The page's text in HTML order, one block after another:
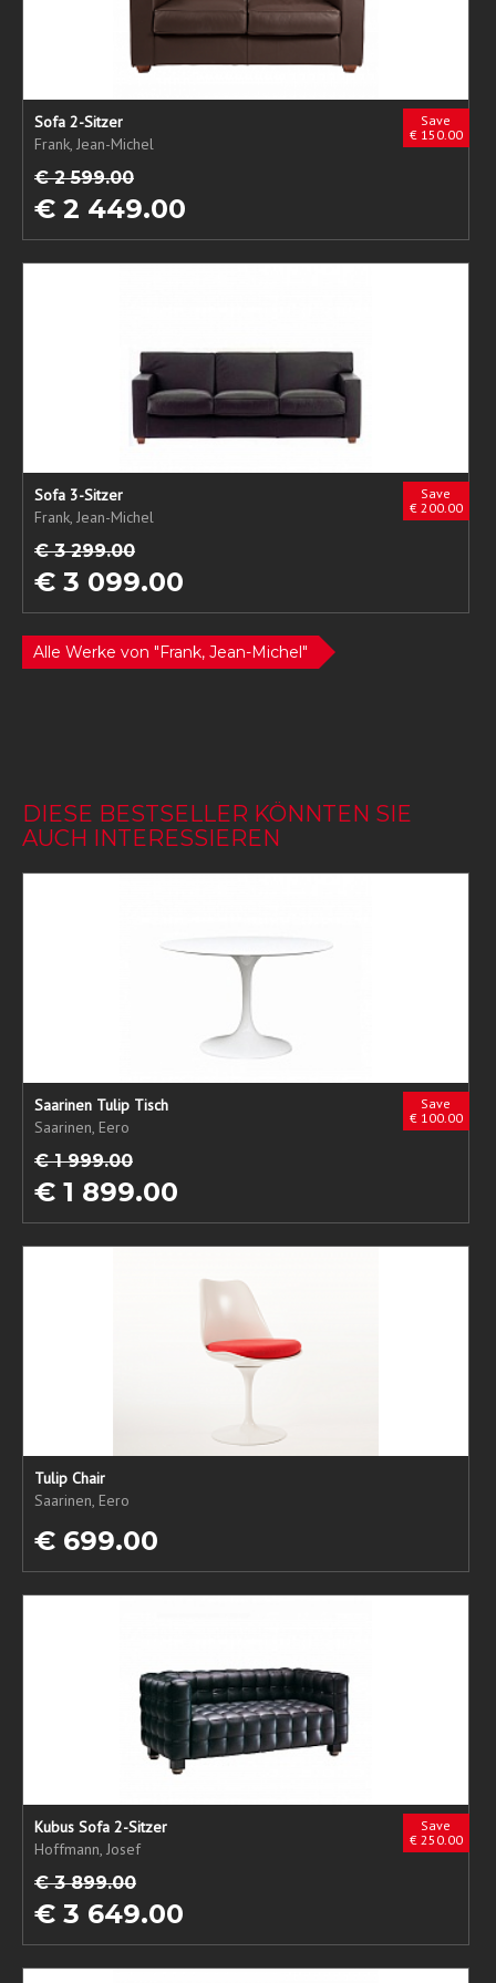
Save
€ 150.00
Sofa 2-Sitzer
Frank, Jean-Michel
€ 2 599.00
€ 2 449.00
Save
€ 200.00
Sofa 3-Sitzer
Frank, Jean-Michel
€ 3 299.00
€ 3 099.00
Alle Werke von "Frank, Jean-Michel"
DIESE BESTSELLER KÖNNTEN SIE
AUCH INTERESSIEREN
Save
€ 100.00
Saarinen Tulip Tisch
Saarinen, Eero
€ 1 999.00
€ 1 899.00
Tulip Chair
Saarinen, Eero
€ 699.00
Save
€ 250.00
Kubus Sofa 2-Sitzer
Hoffmann, Josef
€ 3 899.00
€ 3 649.00